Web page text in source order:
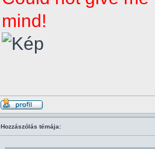
mind!
Hozzászólás témája: